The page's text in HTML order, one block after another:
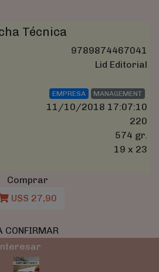
Técnica
9789874467041
Lid Editorial
EMPRESA MANAGEMENT
11/10/2018 17:07:10
220
574 gr.
19 x 23
Comprar
U$S 27,90
CONFIRMAR